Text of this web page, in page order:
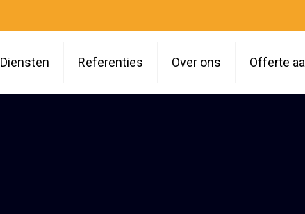
Diensten Referenties Over ons Offerte